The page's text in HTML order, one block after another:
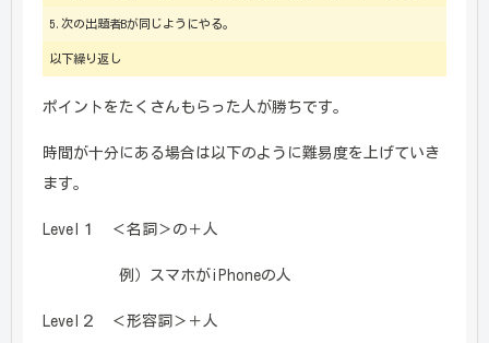
5.次の出題者Bが同じようにやる。
以下繰り返し
ポイントをたくさんもらった人が勝ちです。
時間が十分にある場合は以下のように難易度を上げていき
ます。
Level１ ＜名詞＞の＋人
例）スマホがiPhoneの人
Level２ ＜形容詞＞＋人